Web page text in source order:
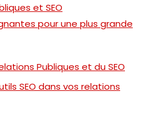
et SEO
pour une plus grande
Publiques et du SEO
SEO dans vos relations